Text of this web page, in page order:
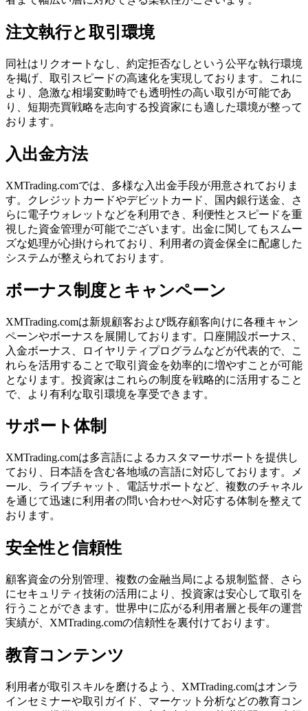
注文執行と取引環境
同社はリクオートなし、約定拒否なしという公平な執行環境
を掲げ、取引スピードの高速化を実現しております。これに
より、急激な相場変動時でも透明性の高い取引が可能であ
り、短期売買戦略を志向する投資家にも適した環境が整って
おります。
入出金方法
XMTrading.comでは、多様な入出金手段が用意されておりま
す。クレジットカードやデビットカード、国内銀行送金、さ
らに電子ウォレットなどを利用でき、利便性とスピードを重
視した資金管理が可能でございます。出金に関してもスムー
ズな処理が心掛けられており、利用者の資金保全に配慮した
システムが整えられております。
ボーナス制度とキャンペーン
XMTrading.comは新規顧客および既存顧客向けに各種キャン
ペーンやボーナスを展開しております。口座開設ボーナス、
入金ボーナス、ロイヤリティプログラムなどが代表的で、こ
れらを活用することで取引資金を効率的に増やすことが可能
となります。投資家はこれらの制度を戦略的に活用すること
で、より有利な取引環境を享受できます。
サポート体制
XMTrading.comは多言語によるカスタマーサポートを提供し
ており、日本語を含む各地域の言語に対応しております。メ
ール、ライブチャット、電話サポートなど、複数のチャネル
を通じて迅速に利用者の問い合わせへ対応する体制を整えて
おります。
安全性と信頼性
顧客資金の分別管理、複数の金融当局による規制監督、さら
にセキュリティ技術の活用により、投資家は安心して取引を
行うことができます。世界中に広がる利用者層と長年の運営
実績が、XMTrading.comの信頼性を裏付けております。
教育コンテンツ
利用者が取引スキルを磨けるよう、XMTrading.comはオンラ
インセミナーや取引ガイド、マーケット分析などの教育コン